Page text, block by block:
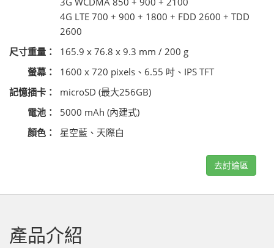
4G LTE 700 + 900 + 1800 + FDD 2600 + TDD
2600
尺寸重量：
165.9 x 76.8 x 9.3 mm / 200 g
螢幕：
1600 x 720 pixels、6.55 吋、IPS TFT
記憶插卡：
microSD (最大256GB)
電池：
5000 mAh (內建式)
顏色：
星空藍、天際白
去討論區
產品介紹